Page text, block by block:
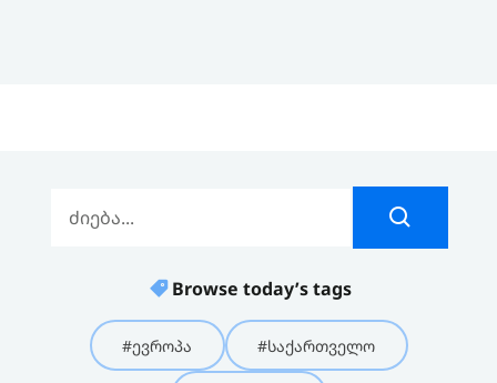
Browse today’s tags
#ევროპა #საქართველო